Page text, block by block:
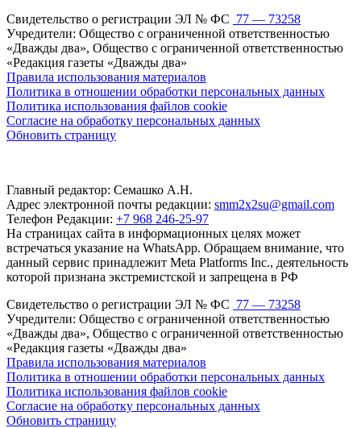
Свидетельство о регистрации ЭЛ № ФС 77 — 73258
Учредители: Общество с ограниченной ответственностью
«Дважды два», Общество с ограниченной ответственностью
«Редакция газеты «Дважды два»
Правила использования материалов
Политика в отношении обработки персональных данных
Политика использования файлов cookie
Согласие на обработку персональных данных
Обновить страницу
Главный редактор: Семашко А.Н.
Адрес электронной почты редакции: smm2x2su@gmail.com
Телефон Редакции: +7 968 246-25-97
На страницах сайта в информационных целях может
встречаться указание на WhatsApp. Обращаем внимание, что
данный сервис принадлежит Meta Platforms Inc., деятельность
которой признана экстремистской и запрещена в РФ
Свидетельство о регистрации ЭЛ № ФС 77 — 73258
Учредители: Общество с ограниченной ответственностью
«Дважды два», Общество с ограниченной ответственностью
«Редакция газеты «Дважды два»
Правила использования материалов
Политика в отношении обработки персональных данных
Политика использования файлов cookie
Согласие на обработку персональных данных
Обновить страницу